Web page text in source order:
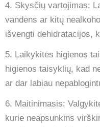
4. Skysčių vartojimas:
vandens ar kitų
išvengti dehidratacijos,
5. Laikykitės higienos
higienos taisyklių, kad
ar dar labiau
6. Maitinimasis:
kurie neapsunkins